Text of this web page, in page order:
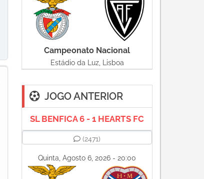
Campeonato Nacional
Estádio da Luz, Lisboa
JOGO ANTERIOR
SL BENFICA 6 - 1 HEARTS FC
(2471)
Quinta, Agosto 6, 2026 - 20:00